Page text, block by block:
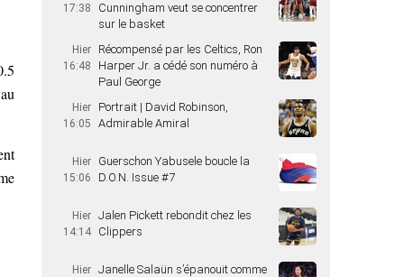
17:38
Cunningham veut se concentrer
sur le basket
Hier
16:48
Récompensé par les Celtics, Ron
Harper Jr. a cédé son numéro à
Paul George
Hier
16:05
Portrait | David Robinson,
Admirable Amiral
Hier
15:06
Guerschon Yabusele boucle la
D.O.N. Issue #7
Hier
14:14
Jalen Pickett rebondit chez les
Clippers
Hier Janelle Salaün s’épanouit comme